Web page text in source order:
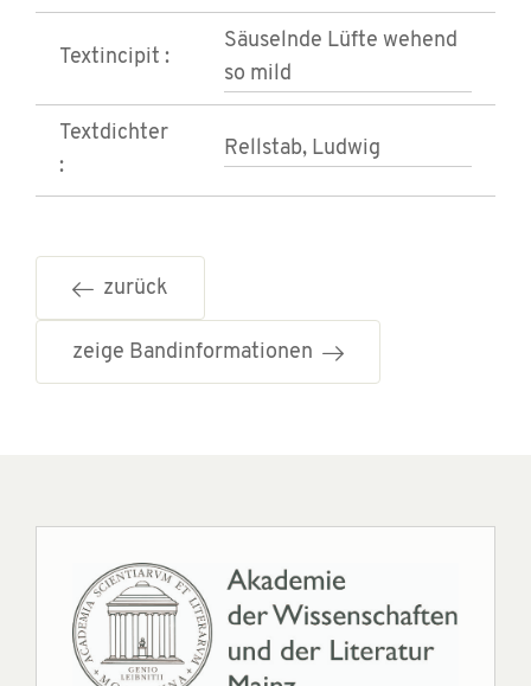
Textincipit :
Säuselnde Lüfte wehend
so mild
Textdichter
:
Rellstab, Ludwig
zurück
zeige Bandinformationen